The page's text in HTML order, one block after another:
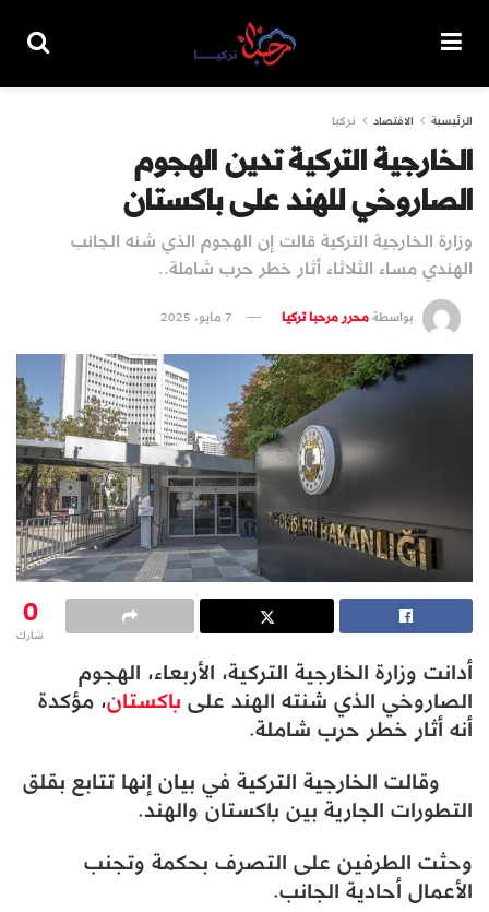
الرئيسية الاقتصاد تركيا
الخارجية التركية تدين الهجوم
الصاروخي للهند على باكستان
وزارة الخارجية التركية قالت إن الهجوم الذي شنه الجانب
الهندي مساء الثلاثاء أثار خطر حرب شاملة..
بواسطةمحرر مرحبا تركيا 7 مايو، 2025
0
شارك
أدانت وزارة الخارجية التركية، الأربعاء، الهجوم
الصاروخي الذي شنته الهند علىباكستان، مؤكدة
أنه أثار خطر حرب شاملة.
وقالت الخارجية التركية في بيان إنها تتابع بقلق
التطورات الجارية بين باكستان والهند.
وحثت الطرفين على التصرف بحكمة وتجنب
الأعمال أحادية الجانب.